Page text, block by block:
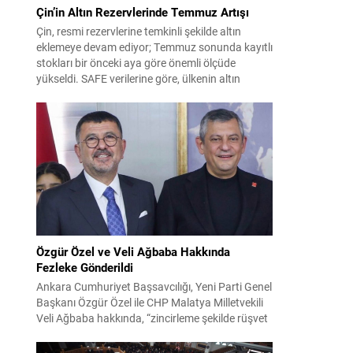
Çin’in Altın Rezervlerinde Temmuz Artışı
Çin, resmi rezervlerine temkinli şekilde altın
eklemeye devam ediyor; Temmuz sonunda kayıtlı
stokları bir önceki aya göre önemli ölçüde
yükseldi. SAFE verilerine göre, ülkenin altın
göstererek 76.080.000 ons seviyesine ulaştı. Bu
artış, Çin’in aylık alımlarında yıl içinde dikkat
çeken bir yükselişi temsil ediyor. Temmuz...
Özgür Özel ve Veli Ağbaba Hakkında
Fezleke Gönderildi
Ankara Cumhuriyet Başsavcılığı, Yeni Parti Genel
Başkanı Özgür Özel ile CHP Malatya Milletvekili
Veli Ağbaba hakkında, “zincirleme şekilde rüşvet
Adalet Bakanlığı’na sevk etti. Fezlekeler, 31 Mart